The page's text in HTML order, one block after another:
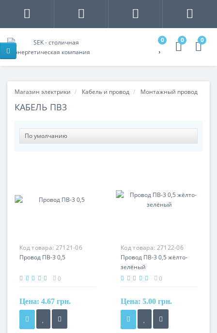
0 0 0
Магазин электрики Кабель и провод Монтажный провод
КАБЕЛЬ ПВ3
Код товара: 27121-06
Провод ПВ-3 0,5
0
Цена: 4.67 грн.
Код товара: 27122-06
Провод ПВ-3 0,5 жёлто-
зелёный
0
Цена: 5.00 грн.